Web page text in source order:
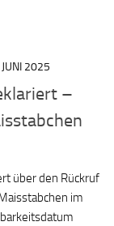
2025
–
über den Rückruf
im